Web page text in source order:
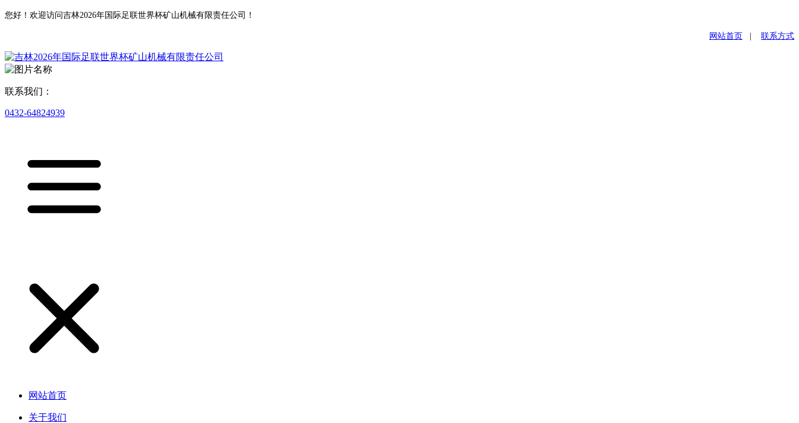
您好！欢迎访问吉林2026年国际足联世界杯矿山机械有限责任公司！
网站首页 联系方式
联系我们：
0432-64824939
网站首页
关于我们